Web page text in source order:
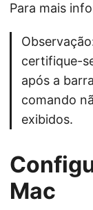
Para mais
certifique-
após a
comando
exibidos.
Mac